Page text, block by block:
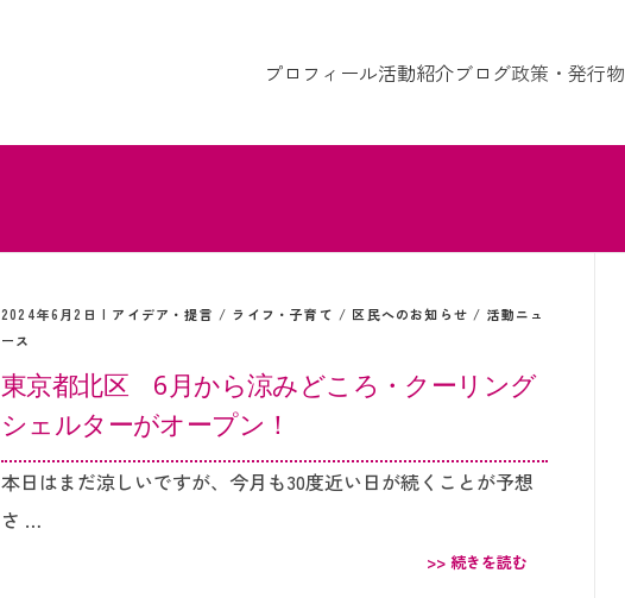
プロフィール活動紹介ブログ政策・発行物
2024年6月2日 | アイデア・提言 / ライフ・子育て / 区民へのお知らせ / 活動ニュ
ース
東京都北区 6月から涼みどころ・クーリング
シェルターがオープン！
本日はまだ涼しいですが、今月も30度近い日が続くことが予想
さ …
>> 続きを読む